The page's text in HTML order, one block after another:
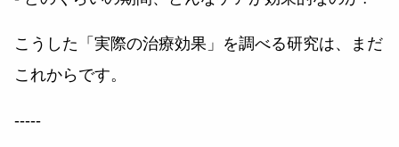
こうした「実際の治療効果」を調べる研究は、まだ
これからです。
-----